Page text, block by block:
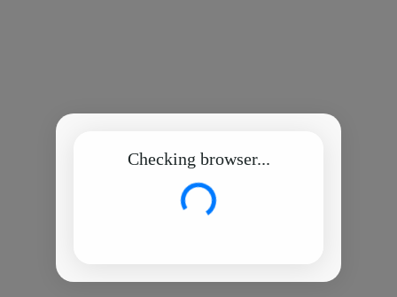
Checking browser...